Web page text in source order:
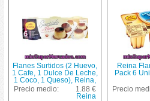
Flanes Surtidos (2 Huevo,
1 Cafe, 1 Dulce De Leche,
1 Coco, 1 Queso), Reina,
Pack 6 X 100 G - 600 G
Precio medio:
1.88 €
Reina
Reina
Pack 6
Precio